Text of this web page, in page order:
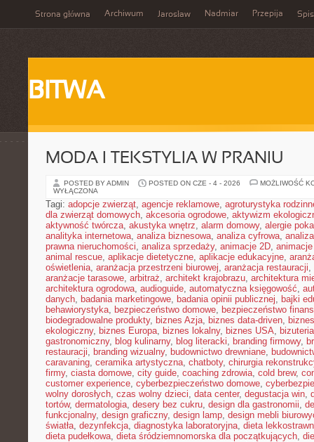
Strona główna Archiwum Jarosław Nadmiar Przepija
BITWA
MODA I TEKSTYLIA W PRANIU
POSTED BY ADMIN POSTED ON CZE - 4 - 2026
MOŻLIWOŚĆ
WYŁĄCZONA
Tagi: adopcje zwierząt, agencje reklamowe, agroturystyka
dla zwierząt domowych, akcesoria ogrodowe, aktywizm
aktywność twórcza, akustyka wnętrz, alarm domowy, alergie
analityka internetowa, analiza biznesowa, analiza cyfrowa,
prawna nieruchomości, analiza sprzedaży, animacje 2D,
animal rescue, aplikacje dietetyczne, aplikacje edukacyjne,
oświetlenia, aranżacja przestrzeni biurowej, aranżacja restauracji,
aranżacje tarasowe, arbitraż, architekt krajobrazu, architektura
architektura ogrodowa, audioguide, automatyczna księgowość,
danych, badania marketingowe, badania opinii publicznej, bajki
behawiorystyka, bezpieczeństwo domowe, bezpieczeństwo
biodegradowalne produkty, biznes Azja, biznes data-driven,
ekologiczny, biznes Europa, biznes lokalny, biznes USA,
gastronomiczny, blog kulinarny, blog literacki, branding firmowy,
restauracji, branding wizualny, budownictwo drewniane,
caravaning, ceramika artystyczna, chatboty, chirurgia
firmy, ciasta domowe, city guide, coaching zdrowia, cold brew,
customer experience, cyberbezpieczeństwo domowe,
wolny dorosłych, czas wolny dzieci, data center, degustacja win,
tortów, dermatologia, desery bez cukru, design dla gastronomii,
funkcjonalny, design graficzny, design lamp, design mebli
światła, dezynfekcja, diagnostyka laboratoryjna, dieta
dieta pudełkowa, dieta śródziemnomorska dla początkujących,